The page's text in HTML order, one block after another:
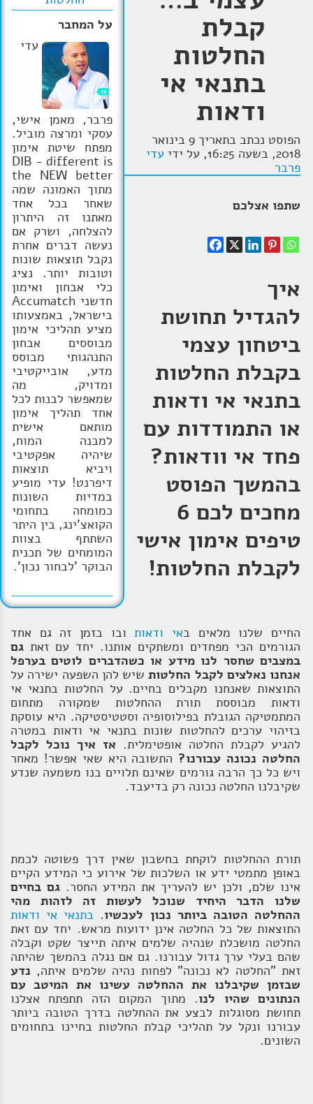
בלוג קואצ'ינג
סרטוני אימון
שאלות תשובות
יצירת קשר
על המחבר
עדי
פרבר, מאמן אישי,
עסקי ומרצה מוביל.
מפתח שיטת אימון
DIB - different is
the NEW better
מתוך האמונה שמה
שאחר בכל אחד
מאתנו זה היתרון
להצלחה, ושרק אם
נעשה דברים אחרת
נקבל תוצאות שונות
וטובות יותר. נציג
כלי אבחון ואימון
חדשני Accumatch
בישראל, באמצעותו
מציע תהליכי אימון
מבוססים אבחון
התנהגותי מבוסס
מדע, אובייקטיבי
ומדויק, מה
שמאפשר לבנות לכל
אחד תהליך אימון
מותאם אישית
למבנה המוח,
שיהיה אפקטיבי
ויביא תוצאות
דיפרנט! עדי מופיע
במדיות השונות
כמומחה בתחומי
הקואצ'ינג, בין היתר
השתתף בצוות
המומחים של תכנית
הבוקר 'לבחור נכון'.
קבלת
החלטות
בתנאי אי
ודאות
הפוסט נכתב בתאריך 9 בינואר
2018, בשעה 16:25, על ידי
עדי
פרבר
שתפו אצלכם
איך
להגדיל תחושת
ביטחון עצמי
בקבלת החלטות
בתנאי אי ודאות
או התמודדות עם
פחד אי וודאות?
בהמשך הפוסט
מחכים לכם 6
טיפים אימון אישי
לקבלת החלטות!
החיים שלנו מלאים באי ודאותובו בזמן זה גם אחד
הגורמים הכי מפחדים ומשתקים אותנו. יחד עם זאת גם
במצבים שחסר לנו מידע או כשהדברים לוטים בערפל
אנחנו נאלצים לקבל החלטותשיש להן השפעה ישירה על
התוצאות שאנחנו מקבלים בחיים. על החלטות בתנאי אי
ודאות מבוססת תורת ההחלטות שמקורה
מתחום
המתמטיקה הגובלת בפילוסופיה וסטטיסטיקה. היא עוסקת
בזיהוי ערכים להחלטות שונות בתנאי אי ודאות במטרה
להגיע לקבלת החלטה אופטימלית. אז איך נוכל לקבל
החלטה נכונה עבורנו? התשובה היא שאי אפשר! מאחר
ויש כל כך הרבה גורמים שאינם תלויים בנו משמעה שנדע
שקיבלנו החלטה נכונה רק בדיעבד.
תורת ההחלטות לוקחת בחשבון שאין דרך פשוטה לכמת
באופן מתמטי ידע או השלכות של אירוע כי המידע הקיים
אינו שלם, ולכן יש להעריך את המידע החסר. גם בחיים
שלנו הדבר היחיד שנוכל לעשות זה לזהות מהי
ההחלטה הטובה ביותר נכון לעכשיו. בתנאי אי ודאות
התוצאות של כל החלטה אינן ידועות מראש. יחד עם זאת
החלטה מושכלת שנהיה שלמים איתה תייצר שקט וקבלה
שהם בעלי ערך גדול עבורנו. גם אם נגלה בהמשך שהיתה
זאת "החלטה לא נכונה" לפחות נהיה שלמים איתה, נדע
שבזמן שקיבלנו את ההחלטה עשינו את המיטב עם
הנתונים שהיו לנו. מתוך המקום הזה תתפתח אצלנו
תחושת מסוגלות לבצע את ההחלטה בדרך הטובה ביותר
עבורנו ונקל על תהליכי קבלת החלטות בחיינו בתחומים
השונים.